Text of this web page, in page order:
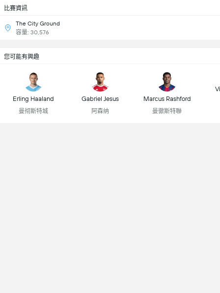
比賽資訊
The City Ground
容量: 30,576
您可能有興趣
Erling Haaland
曼彻斯特城
Gabriel Jesus
阿森纳
Marcus Rashford
曼徹斯特聯